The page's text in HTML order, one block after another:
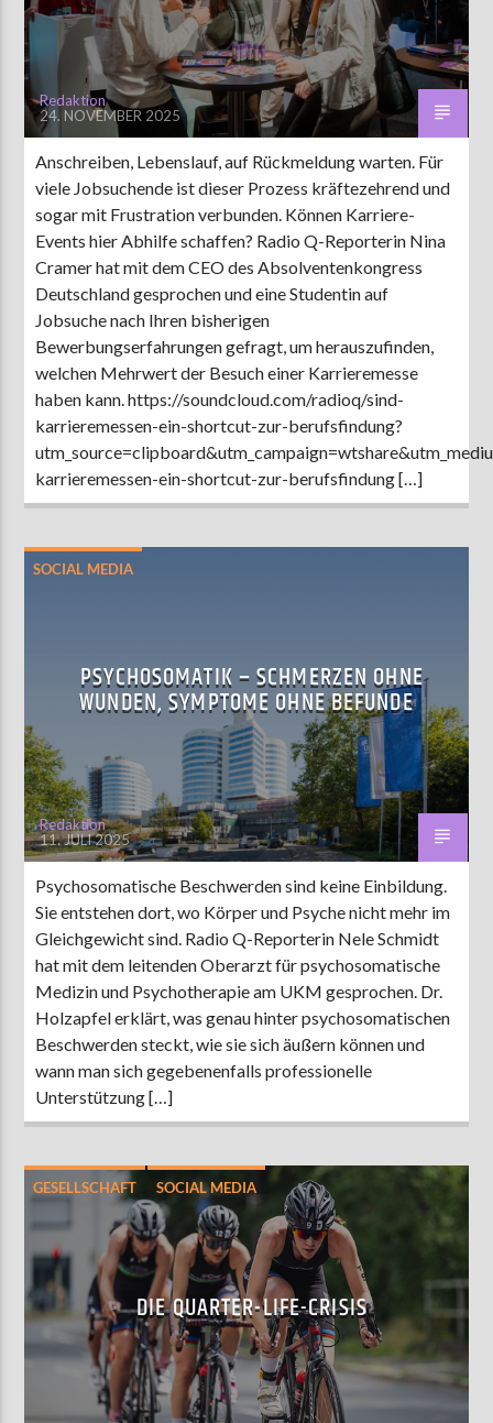
Redaktion
24. NOVEMBER 2025
Anschreiben, Lebenslauf, auf Rückmeldung warten. Für
viele Jobsuchende ist dieser Prozess kräftezehrend und
sogar mit Frustration verbunden. Können Karriere-
Events hier Abhilfe schaffen? Radio Q-Reporterin Nina
Cramer hat mit dem CEO des Absolventenkongress
Deutschland gesprochen und eine Studentin auf
Jobsuche nach Ihren bisherigen
Bewerbungserfahrungen gefragt, um herauszufinden,
welchen Mehrwert der Besuch einer Karrieremesse
haben kann. https://soundcloud.com/radioq/sind-
karrieremessen-ein-shortcut-zur-berufsfindung?
karrieremessen-ein-shortcut-zur-berufsfindung […]
SOCIAL MEDIA
PSYCHOSOMATIK – SCHMERZEN OHNE
WUNDEN, SYMPTOME OHNE BEFUNDE
Redaktion
11. JULI 2025
Psychosomatische Beschwerden sind keine Einbildung.
Sie entstehen dort, wo Körper und Psyche nicht mehr im
Gleichgewicht sind. Radio Q-Reporterin Nele Schmidt
hat mit dem leitenden Oberarzt für psychosomatische
Medizin und Psychotherapie am UKM gesprochen. Dr.
Holzapfel erklärt, was genau hinter psychosomatischen
Beschwerden steckt, wie sie sich äußern können und
wann man sich gegebenenfalls professionelle
Unterstützung […]
GESELLSCHAFT SOCIAL MEDIA
DIE QUARTER-LIFE-CRISIS